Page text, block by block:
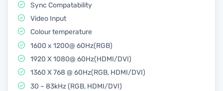
Sync Compatability
Video Input
Colour temperature
1600 x 1200@ 60Hz(RGB)
1920 X 1080@ 60Hz(HDMI/DVI)
1360 X 768 @ 60Hz(RGB, HDMI/DVI)
30 ~ 83kHz (RGB, HDMI/DVI)